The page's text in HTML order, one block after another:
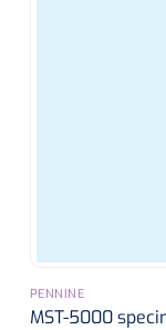
PENNINE
MST-5000